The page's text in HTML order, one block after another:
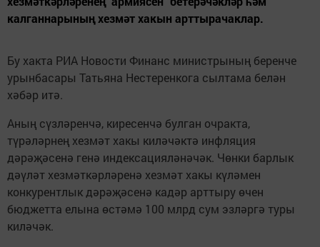
калганнарының хезмәт хакын арттырачаклар.
Бу хакта РИА Новости Финанс министрының беренче
урынбасары Татьяна Нестеренкога сылтама белән
хәбәр итә.
Аның сүзләренчә, киресенчә булган очракта,
түрәләрнең хезмәт хакы киләчәктә инфляция
дәрәҗәсенә генә индексацияләнәчәк. Чөнки барлык
дәүләт хезмәткәрләренә хезмәт хакы күләмен
конкурентлык дәрәҗәсенә кадәр арттыру өчен
бюджетта елына өстәмә 100 млрд сум эзләргә туры
киләчәк.